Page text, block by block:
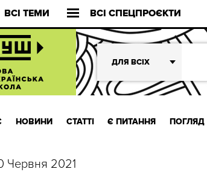
ВСІ ТЕМИ ВСІ СПЕЦПРОЄКТИ
ДЛЯ ВСІХ
НОВИНИ СТАТТІ Є ПИТАННЯ ПОГЛЯД
Червня 2021